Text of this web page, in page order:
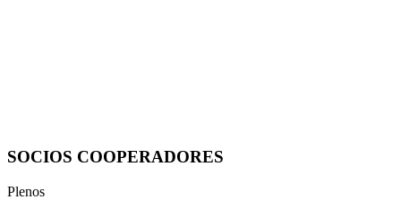
SOCIOS COOPERADORES
Plenos